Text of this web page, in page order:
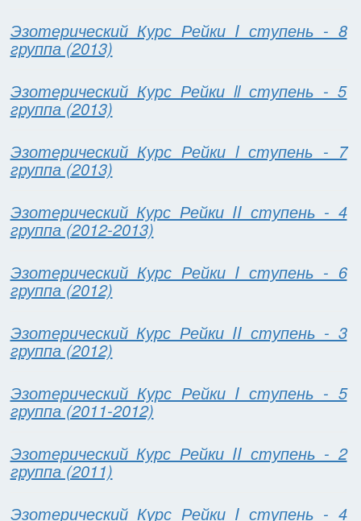
Эзотерический Курс Рейки I ступень - 8
группа (2013)
Эзотерический Курс Рейки ll ступень - 5
группа (2013)
Эзотерический Курс Рейки l ступень - 7
группа (2013)
Эзотерический Курс Рейки II ступень - 4
группа (2012-2013)
Эзотерический Курс Рейки I ступень - 6
группа (2012)
Эзотерический Курс Рейки II ступень - 3
группа (2012)
Эзотерический Курс Рейки I ступень - 5
группа (2011-2012)
Эзотерический Курс Рейки II ступень - 2
группа (2011)
Эзотерический Курс Рейки I ступень - 4